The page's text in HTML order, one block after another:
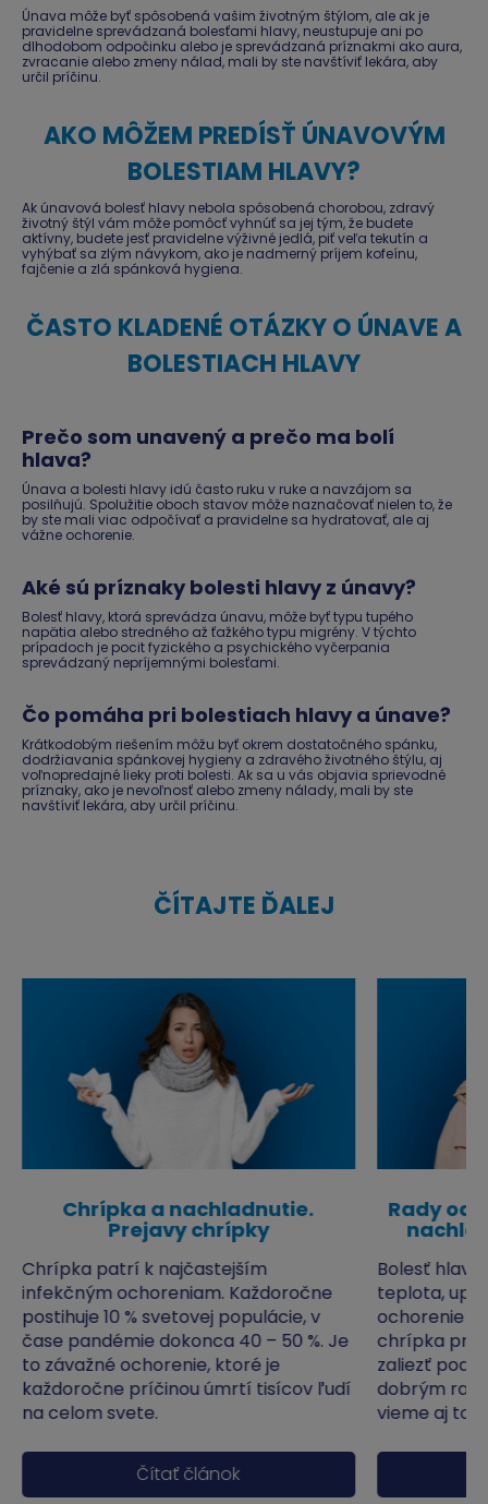
Únava môže byť spôsobená vašim životným štýlom, ale ak je
pravidelne sprevádzaná bolesťami hlavy, neustupuje ani po
dlhodobom odpočinku alebo je sprevádzaná príznakmi ako aura,
zvracanie alebo zmeny nálad, mali by ste navštíviť lekára, aby
určil príčinu.
AKO MÔŽEM PREDÍSŤ ÚNAVOVÝM
BOLESTIAM HLAVY?
Ak únavová bolesť hlavy nebola spôsobená chorobou, zdravý
životný štýl vám môže pomôcť vyhnúť sa jej tým, že budete
aktívny, budete jesť pravidelne výživné jedlá, piť veľa tekutín a
vyhýbať sa zlým návykom, ako je nadmerný príjem kofeínu,
fajčenie a zlá spánková hygiena.
ČASTO KLADENÉ OTÁZKY O ÚNAVE A
BOLESTIACH HLAVY
Prečo som unavený a prečo ma bolí
hlava?
Únava a bolesti hlavy idú často ruku v ruke a navzájom sa
posilňujú. Spolužitie oboch stavov môže naznačovať nielen to, že
by ste mali viac odpočívať a pravidelne sa hydratovať, ale aj
vážne ochorenie.
Aké sú príznaky bolesti hlavy z únavy?
Bolesť hlavy, ktorá sprevádza únavu, môže byť typu tupého
napätia alebo stredného až ťažkého typu migrény. V týchto
prípadoch je pocit fyzického a psychického vyčerpania
sprevádzaný nepríjemnými bolesťami.
Čo pomáha pri bolestiach hlavy a únave?
Krátkodobým riešením môžu byť okrem dostatočného spánku,
dodržiavania spánkovej hygieny a zdravého životného štýlu, aj
voľnopredajné lieky proti bolesti. Ak sa u vás objavia sprievodné
príznaky, ako je nevoľnosť alebo zmeny nálady, mali by ste
navštíviť lekára, aby určil príčinu.
ČÍTAJTE ĎALEJ
Chrípka a nachladnutie.
Prejavy chrípky
Chrípka patrí k najčastejším
infekčným ochoreniam. Každoročne
postihuje 10 % svetovej populácie, v
čase pandémie dokonca 40 – 50 %. Je
to závažné ochorenie, ktoré je
každoročne príčinou úmrtí tisícov ľudí
na celom svete.
Čítať článok
Rady od
Bolesť
teplota,
ochorenie
chrípka
zaliezť pod
dobrým
vieme aj to,